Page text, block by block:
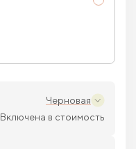
Черновая
Включена в стоимость